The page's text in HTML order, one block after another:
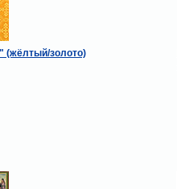
золото)